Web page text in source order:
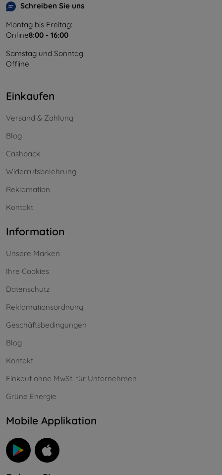
Schreiben Sie uns
Montag bis Freitag:
Online8:00 - 16:00
Samstag und Sonntag:
Offline
Einkaufen
Versand & Zahlung
Blog
Cashback
Widerrufsbelehrung
Reklamation
Kontakt
Information
Unsere Marken
Ihre Cookies
Datenschutz
Reklamationsordnung
Geschäftsbedingungen
Blog
Kontakt
Einkauf ohne MwSt. für Unternehmen
Grüne Energie
Mobile Applikation